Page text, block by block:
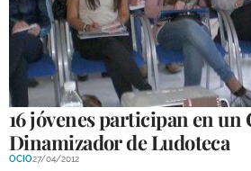
16 jóvenes participan en un
Dinamizador de Ludoteca
OCIO27/04/2012